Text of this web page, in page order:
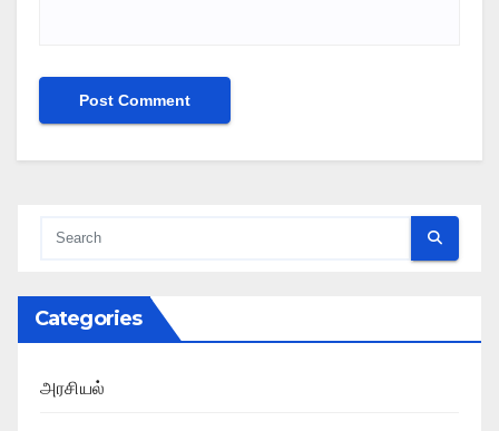
Categories
அரசியல்